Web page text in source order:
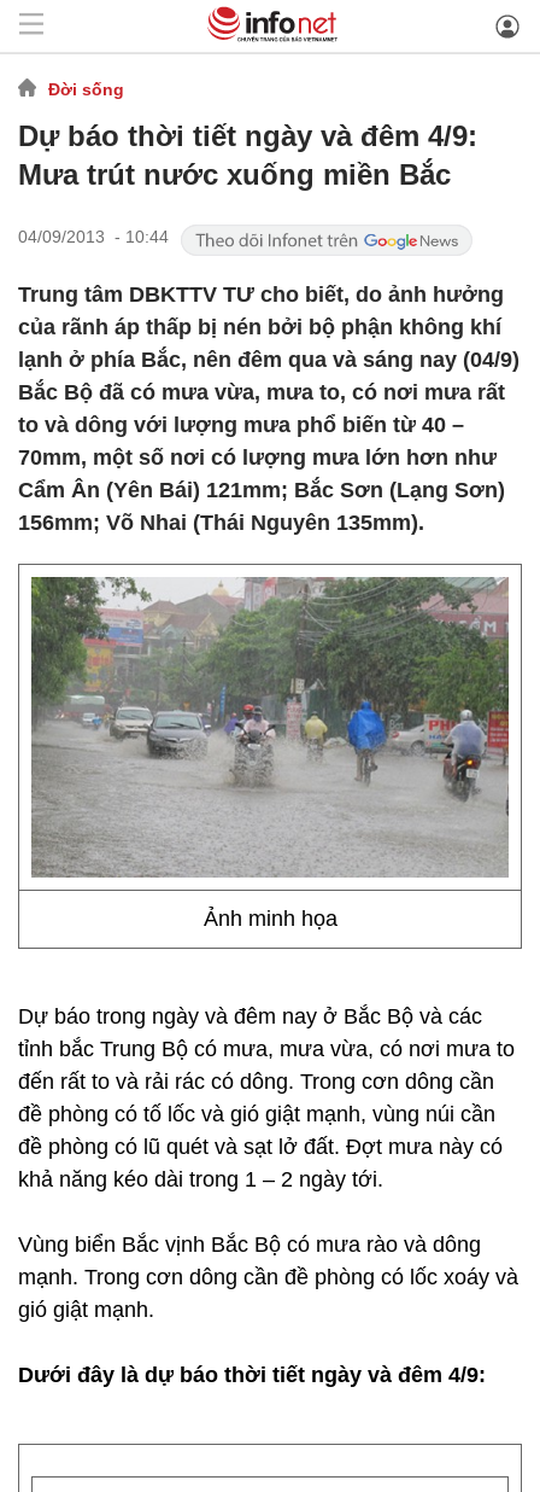
Đời sống
Dự báo thời tiết ngày và đêm 4/9:
Mưa trút nước xuống miền Bắc
04/09/2013 - 10:44
Trung tâm DBKTTV TƯ cho biết, do ảnh hưởng
của rãnh áp thấp bị nén bởi bộ phận không khí
lạnh ở phía Bắc, nên đêm qua và sáng nay (04/9)
Bắc Bộ đã có mưa vừa, mưa to, có nơi mưa rất
to và dông với lượng mưa phổ biến từ 40 –
70mm, một số nơi có lượng mưa lớn hơn như
Cẩm Ân (Yên Bái) 121mm; Bắc Sơn (Lạng Sơn)
156mm; Võ Nhai (Thái Nguyên 135mm).
Ảnh minh họa
Dự báo trong ngày và đêm nay ở Bắc Bộ và các
tỉnh bắc Trung Bộ có mưa, mưa vừa, có nơi mưa to
đến rất to và rải rác có dông. Trong cơn dông cần
đề phòng có tố lốc và gió giật mạnh, vùng núi cần
đề phòng có lũ quét và sạt lở đất. Đợt mưa này có
khả năng kéo dài trong 1 – 2 ngày tới.
Vùng biển Bắc vịnh Bắc Bộ có mưa rào và dông
mạnh. Trong cơn dông cần đề phòng có lốc xoáy và
gió giật mạnh.
Dưới đây là dự báo thời tiết ngày và đêm 4/9: